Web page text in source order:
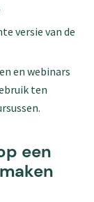
versie van de
en webinars
ten
een